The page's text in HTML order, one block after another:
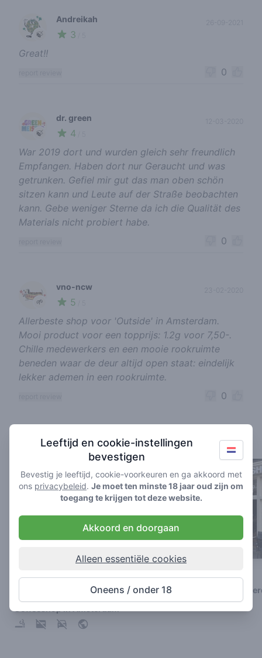
🍃
Andreikah
3
Great!!
0
🍃
dr. green
4
12-03-2020
War 2019 dort und wurden gleich sehr freundlich
Empfangen. Haben dort nur Geraucht und was
getrunken. Gefiel mir gut das man oben schön
sitzen kann und Leute auf der Straße beobachten
kann. Gebe weniger Sterne da ich die Qualität des
Materials nicht probiert habe.
0
🌱
vno-ncw
5
23-02-2020
Allerbeste shop voor 'Outside' in Amsterdam.
Mooi product voor een topprijs: 1.2g voor 7,50-.
Chille medewerkers en een mooie rookruimte
beneden waar de deur altijd open staat: eindelijk
lekker ademen in een rookruimte.
0
Coffeeshops in de buurt
Coffeeshop in
Leeftijd en cookie-instellingen
bevestigen
Bevestig je leeftijd, cookie-voorkeuren en ga akkoord met
ons privacybeleid. Je moet ten minste 18 jaar oud zijn om
toegang te krijgen tot deze website.
Akkoord en doorgaan
Alleen essentiële cookies
Oneens / onder 18